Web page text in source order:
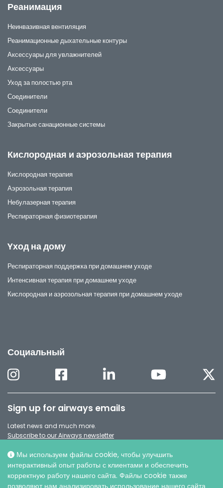
Мы используем файлы cookie, чтобы улучшить
интерактивный опыт работы с клиентами и обеспечить
корректную работу нашего сайта. Файлы cookie также
позволяют нам анализировать использование нашего сайта
Реанимация
Неинвазивная вентиляция
Реанимационные дыхательные контуры
Аксессуары для увлажнителей
Аксессуары
Уход за полостью рта
Соединители
Соединители
Закрытые санационные системы
Кислородная и аэрозольная терапия
Кислородная терапия
Аэрозольная терапия
Небулазерная терапия
Респираторная физиотерапия
Yход на дому
Респираторная поддержка при домашнем уходе
Интенсивная терапия при домашнем уходе
Кислородная и аэрозольная терапия при домашнем уходе
Социальный
Sign up for airways emails
Latest news and much more.
Subscribe to our Airways newsletter